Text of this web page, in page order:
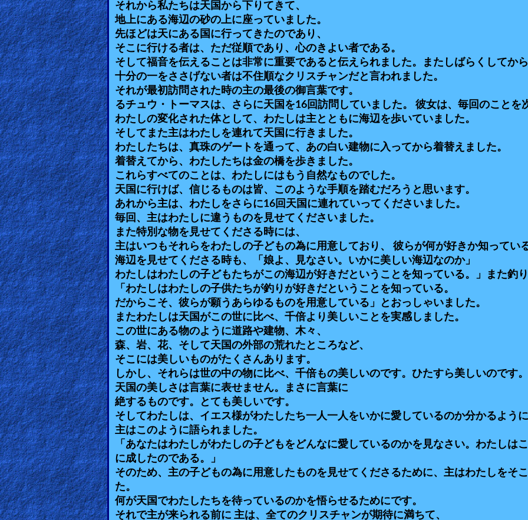
Other
Languages
Contact/Feedback/Donate
Follow
us
Social
Media
PDF
Books
Random
Video
Ask
AI
Bible
Questions
Something
Funny...
2nd
Page,
Older
Material
それから私たちは天国から下りてきて、
地上にある海辺の砂の上に座っていました。
先ほどは天にある国に行ってきたのであり、
そこに行ける者は、ただ従順であり、心のきよい者である。
そして福音を伝えることは非常に重要であると伝えられました。またしばらくしてから
十分の一をささげない者は不住順なクリスチャンだと言われました。
それが最初訪問された時の主の最後の御言葉です。
るチュウ・トーマスは、さらに天国を16回訪問していました。 彼女は、毎回のことを
わたしの変化された体として、わたしは主とともに海辺を歩いていました。
そしてまた主はわたしを連れて天国に行きました。
わたしたちは、真珠のゲートを通って、あの白い建物に入ってから着替えました。
着替えてから、わたしたちは金の橋を歩きました。
これらすべてのことは、わたしにはもう自然なものでした。
天国に行けば、信じるものは皆、このような手順を踏むだろうと思います。
あれから主は、わたしをさらに16回天国に連れていってくださいました。
毎回、主はわたしに違うものを見せてくださいました。
また特別な物を見せてくださる時には、
主はいつもそれらをわたしの子どもの為に用意しており、 彼らが何が好きか知ってい
海辺を見せてくださる時も、「娘よ、見なさい。いかに美しい海辺なのか」
わたしはわたしの子どもたちがこの海辺が好きだということを知っている。」また釣
「わたしはわたしの子供たちが釣りが好きだということを知っている。
だからこそ、彼らが願うあらゆるものを用意している」とおっしゃいました。
またわたしは天国がこの世に比べ、千倍より美しいことを実感しました。
この世にある物のように道路や建物、木々、
森、岩、花、そして天国の外部の荒れたところなど、
そこには美しいものがたくさんあります。
しかし、それらは世の中の物に比べ、千倍もの美しいのです。ひたすら美しいのです。
天国の美しさは言葉に表せません。まさに言葉に
絶するものです。とても美しいです。
そしてわたしは、イエス様がわたしたち一人一人をいかに愛しているのか分かるよう
主はこのように語られました。
「あなたはわたしがわたしの子どもをどんなに愛しているのかを見なさい。わたしは
に成したのである。」
そのため、主の子どもの為に用意したものを見せてくださるために、主はわたしをそ
た。
何が天国でわたしたちを待っているのかを悟らせるためにです。
それで主が来られる前に 主は、全てのクリスチャンが期待に満ちて、